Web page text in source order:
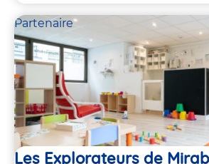
Partenaire
Les Explorateurs de